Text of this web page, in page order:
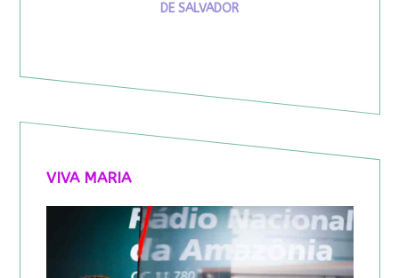
DE SALVADOR
VIVA MARIA